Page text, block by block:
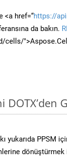
<a href=“https://
da bakın.
cells/
DOTX’den
yukarıda PPSM
dönüştürmek